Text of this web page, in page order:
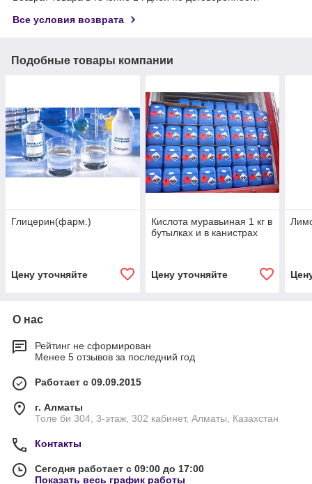
Все условия возврата
Подобные товары компании
Глицерин(фарм.)
Цену уточняйте
Кислота муравьиная 1 кг в
бутылках и в канистрах
Цену уточняйте
О нас
Рейтинг не сформирован
Менее 5 отзывов за последний год
Работает с 09.09.2015
г. Алматы
Толе би 304, 3-этаж, 302 кабинет, Алматы, Казахстан
Контакты
Сегодня работает с 09:00 до 17:00
Показать весь график работы